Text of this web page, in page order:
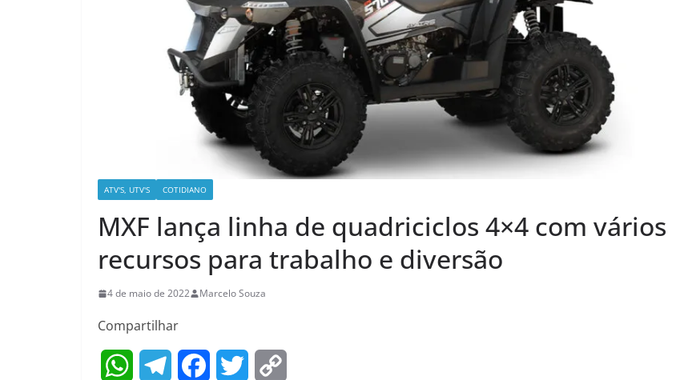
ATV'S, UTV'S COTIDIANO
MXF lança linha de quadriciclos 4×4 com vários
recursos para trabalho e diversão
4 de maio de 2022 Marcelo Souza
Compartilhar
W